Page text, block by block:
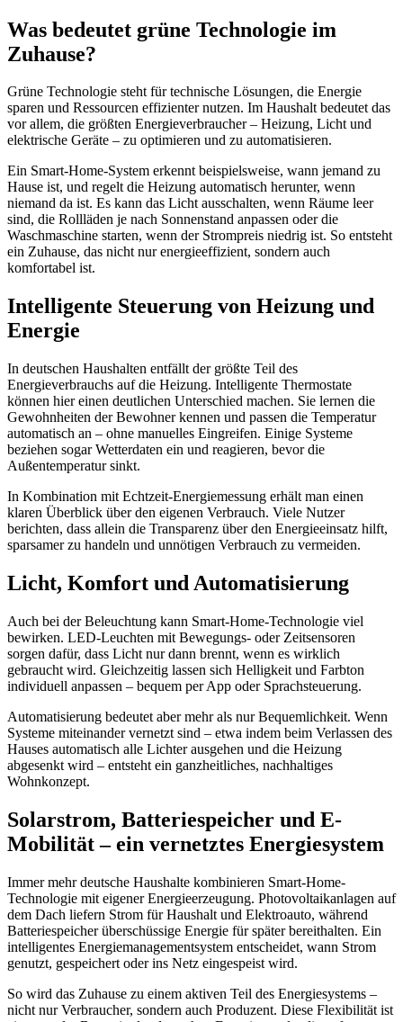
Was bedeutet grüne Technologie im
Zuhause?
Grüne Technologie steht für technische Lösungen, die Energie
sparen und Ressourcen effizienter nutzen. Im Haushalt bedeutet das
vor allem, die größten Energieverbraucher – Heizung, Licht und
elektrische Geräte – zu optimieren und zu automatisieren.
Ein Smart-Home-System erkennt beispielsweise, wann jemand zu
Hause ist, und regelt die Heizung automatisch herunter, wenn
niemand da ist. Es kann das Licht ausschalten, wenn Räume leer
sind, die Rollläden je nach Sonnenstand anpassen oder die
Waschmaschine starten, wenn der Strompreis niedrig ist. So entsteht
ein Zuhause, das nicht nur energieeffizient, sondern auch
komfortabel ist.
Intelligente Steuerung von Heizung und
Energie
In deutschen Haushalten entfällt der größte Teil des
Energieverbrauchs auf die Heizung. Intelligente Thermostate
können hier einen deutlichen Unterschied machen. Sie lernen die
Gewohnheiten der Bewohner kennen und passen die Temperatur
automatisch an – ohne manuelles Eingreifen. Einige Systeme
beziehen sogar Wetterdaten ein und reagieren, bevor die
Außentemperatur sinkt.
In Kombination mit Echtzeit-Energiemessung erhält man einen
klaren Überblick über den eigenen Verbrauch. Viele Nutzer
berichten, dass allein die Transparenz über den Energieeinsatz hilft,
sparsamer zu handeln und unnötigen Verbrauch zu vermeiden.
Licht, Komfort und Automatisierung
Auch bei der Beleuchtung kann Smart-Home-Technologie viel
bewirken. LED-Leuchten mit Bewegungs- oder Zeitsensoren
sorgen dafür, dass Licht nur dann brennt, wenn es wirklich
gebraucht wird. Gleichzeitig lassen sich Helligkeit und Farbton
individuell anpassen – bequem per App oder Sprachsteuerung.
Automatisierung bedeutet aber mehr als nur Bequemlichkeit. Wenn
Systeme miteinander vernetzt sind – etwa indem beim Verlassen des
Hauses automatisch alle Lichter ausgehen und die Heizung
abgesenkt wird – entsteht ein ganzheitliches, nachhaltiges
Wohnkonzept.
Solarstrom, Batteriespeicher und E-
Mobilität – ein vernetztes Energiesystem
Immer mehr deutsche Haushalte kombinieren Smart-Home-
Technologie mit eigener Energieerzeugung. Photovoltaikanlagen auf
dem Dach liefern Strom für Haushalt und Elektroauto, während
Batteriespeicher überschüssige Energie für später bereithalten. Ein
intelligentes Energiemanagementsystem entscheidet, wann Strom
genutzt, gespeichert oder ins Netz eingespeist wird.
So wird das Zuhause zu einem aktiven Teil des Energiesystems –
nicht nur Verbraucher, sondern auch Produzent. Diese Flexibilität ist